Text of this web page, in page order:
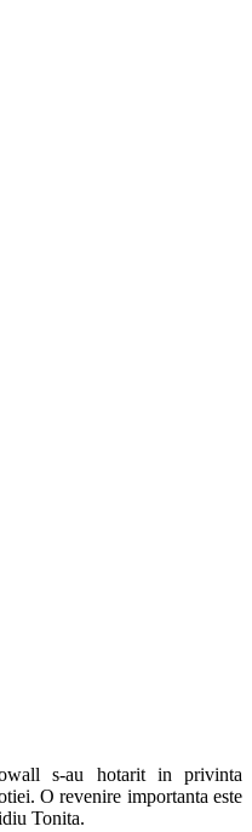
s-au hotarit in privinta
O revenire importanta este
Tonita.